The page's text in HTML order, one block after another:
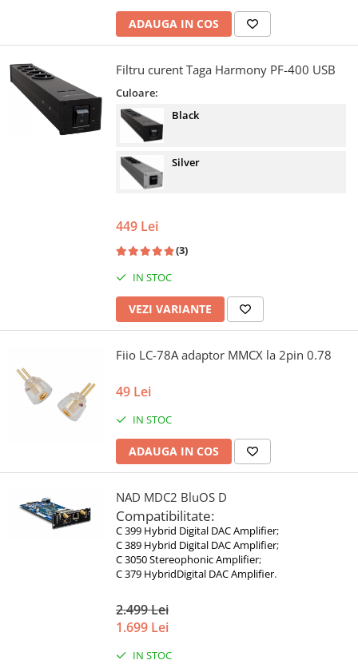
ADAUGA IN COS
Filtru curent Taga Harmony PF-400 USB
Culoare:
Black
Silver
449 Lei
(3)
IN STOC
VEZI VARIANTE
Fiio LC-78A adaptor MMCX la 2pin 0.78
49 Lei
IN STOC
ADAUGA IN COS
NAD MDC2 BluOS D
Compatibilitate:
C 399 Hybrid Digital DAC Amplifier;
C 389 Hybrid Digital DAC Amplifier;
C 3050 Stereophonic Amplifier;
C 379 HybridDigital DAC Amplifier.
2.499 Lei
1.699 Lei
IN STOC